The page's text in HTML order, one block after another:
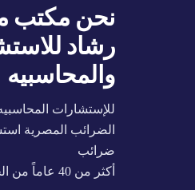
نحن مكتب
رشاد
والمحاسبيه
للإستشارات
الضرائب المصرية
ضرائب
أكثر من 40 عاماً من الخبره منذ عام 1983